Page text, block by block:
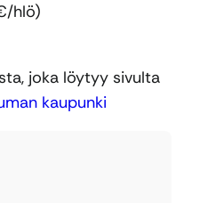
hlö)
joka löytyy sivulta
kaupunki